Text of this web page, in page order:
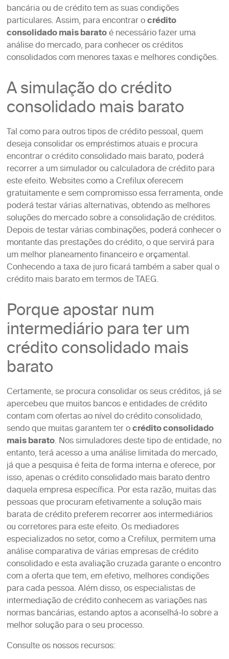
bancária ou de crédito tem as suas condições
particulares. Assim, para encontrar ocrédito
consolidado mais baratoé necessário fazer uma
análise do mercado, para conhecer os créditos
consolidados com menores taxas e melhores condições.
A simulação do crédito
consolidado mais barato
Tal como para outros tipos de crédito pessoal, quem
deseja consolidar os empréstimos atuais e procura
encontrar o crédito consolidado mais barato, poderá
recorrer a um simulador ou calculadora de crédito para
este efeito. Websites como a Crefilux oferecem
gratuitamente e sem compromisso essa ferramenta, onde
poderá testar várias alternativas, obtendo as melhores
soluções do mercado sobre a consolidação de créditos.
Depois de testar várias combinações, poderá conhecer o
montante das prestações do crédito, o que servirá para
um melhor planeamento financeiro e orçamental.
Conhecendo a taxa de juro ficará também a saber qual o
crédito mais barato em termos de TAEG.
Porque apostar num
intermediário para ter um
crédito consolidado mais
barato
Certamente, se procura consolidar os seus créditos, já se
apercebeu que muitos bancos e entidades de crédito
contam com ofertas ao nível do crédito consolidado,
sendo que muitas garantem ter ocrédito consolidado
mais barato. Nos simuladores deste tipo de entidade, no
entanto, terá acesso a uma análise limitada do mercado,
já que a pesquisa é feita de forma interna e oferece, por
isso, apenas o crédito consolidado mais barato dentro
daquela empresa específica. Por esta razão, muitas das
pessoas que procuram efetivamente a solução mais
barata de crédito preferem recorrer aos intermediários
ou corretores para este efeito. Os mediadores
especializados no setor, como a Crefilux, permitem uma
análise comparativa de várias empresas de crédito
consolidado e esta avaliação cruzada garante o encontro
com a oferta que tem, em efetivo, melhores condições
para cada pessoa. Além disso, os especialistas de
intermediação de crédito conhecem as variações nas
normas bancárias, estando aptos a aconselhá-lo sobre a
melhor solução para o seu processo.
Consulte os nossos recursos: